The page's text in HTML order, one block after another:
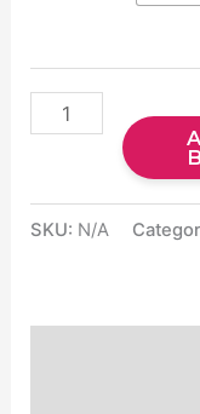
SKU: N/A